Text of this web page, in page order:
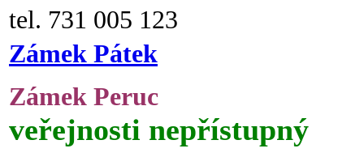
tel. 731 005 123
Zámek Pátek
Zámek Peruc
veřejnosti nepřístupný